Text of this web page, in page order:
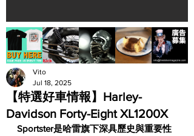
【特選好車情報】Harley-
Davidson Forty-Eight XL1200X
Vito
Jul 18, 2025
Sportster是哈雷旗下深具歷史與重要性